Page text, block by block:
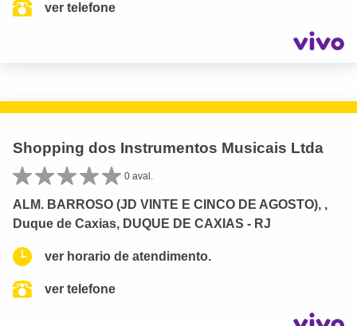
ver telefone
Shopping dos Instrumentos Musicais Ltda
0 aval.
ALM. BARROSO (JD VINTE E CINCO DE AGOSTO), ,
Duque de Caxias, DUQUE DE CAXIAS - RJ
ver horario de atendimento.
ver telefone